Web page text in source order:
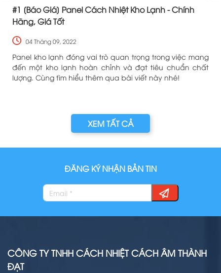
#1 [Báo Giá] Panel Cách Nhiệt Kho Lạnh - Chính
Hãng, Giá Tốt
04 Tháng 09, 2022
Panel kho lạnh đóng vai trò quan trọng trong việc mang
đến một kho lạnh hoàn chỉnh và đạt tiêu chuẩn chất
lượng. Cùng tìm hiểu thêm qua bài viết này nhé!
XEM TẤT CẢ
ĐĂNG KÝ NHẬN BẢN TIN
CÔNG TY TNHH CÁCH NHIỆT CÁCH ÂM THÀNH
ĐẠT